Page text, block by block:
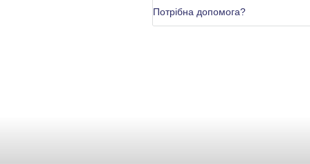
Потрібна допомога?